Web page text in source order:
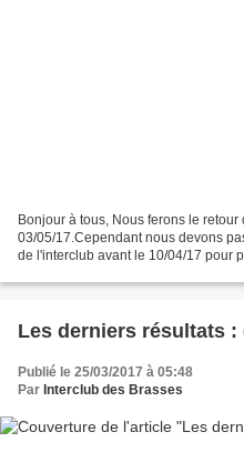
Bonjour à tous, Nous ferons le
03/05/17.Cependant nous devons
de l'interclub avant le 10/04/17 pour
Les derniers résultats :
Publié le 25/03/2017 à 05:48
Par Interclub des Brasses